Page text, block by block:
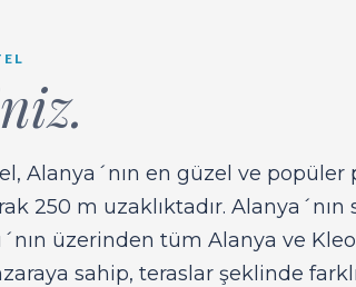
Alanya´nın en güzel ve popüler
250 m uzaklıktadır.
üzerinden tüm Alanya ve
sahip, teraslar şeklinde